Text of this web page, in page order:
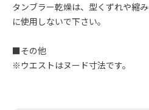
タンブラー乾燥は、型くずれや縮
に使用しないで下さい。
■その他
※ウエストはヌード寸法です。